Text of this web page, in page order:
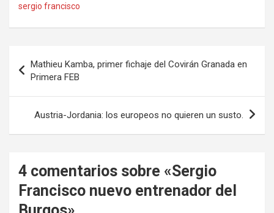
sergio francisco
de
entradas
Mathieu Kamba, primer fichaje del Covirán Granada en
Primera FEB
Austria-Jordania: los europeos no quieren un susto.
4 comentarios sobre «Sergio
Francisco nuevo entrenador del